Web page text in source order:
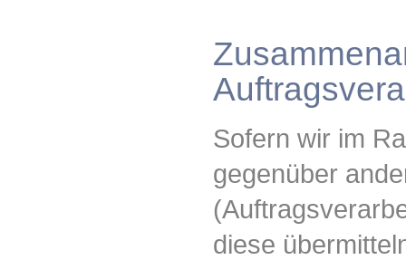
Sofern wir im
gegenüber
diese